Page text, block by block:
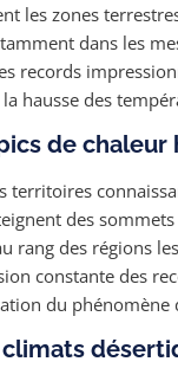
les zones
dans les
records
hausse des
de
territoires
des
rang des régions
constante des
du phénomène